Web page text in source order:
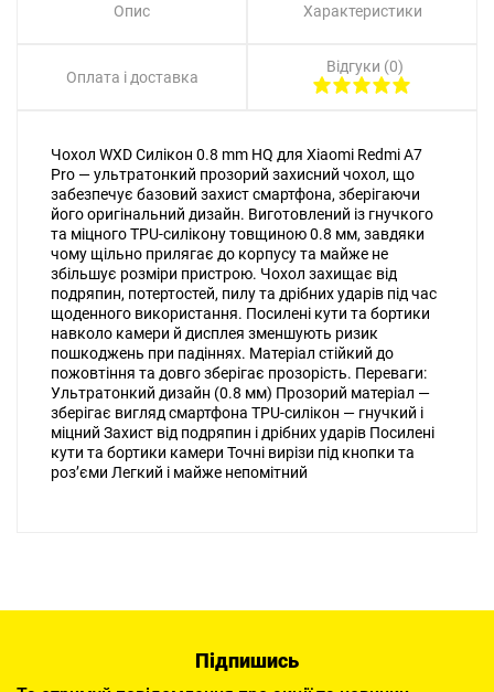
Опис Характеристики
Оплата і доставка
Відгуки (0)
Чохол WXD Силікон 0.8 mm HQ для Xiaomi Redmi A7
Pro — ультратонкий прозорий захисний чохол, що
забезпечує базовий захист смартфона, зберігаючи
його оригінальний дизайн. Виготовлений із гнучкого
та міцного TPU-силікону товщиною 0.8 мм, завдяки
чому щільно прилягає до корпусу та майже не
збільшує розміри пристрою. Чохол захищає від
подряпин, потертостей, пилу та дрібних ударів під час
щоденного використання. Посилені кути та бортики
навколо камери й дисплея зменшують ризик
пошкоджень при падіннях. Матеріал стійкий до
пожовтіння та довго зберігає прозорість. Переваги:
Ультратонкий дизайн (0.8 мм) Прозорий матеріал —
зберігає вигляд смартфона TPU-силікон — гнучкий і
міцний Захист від подряпин і дрібних ударів Посилені
кути та бортики камери Точні вирізи під кнопки та
роз’єми Легкий і майже непомітний
Підпишись